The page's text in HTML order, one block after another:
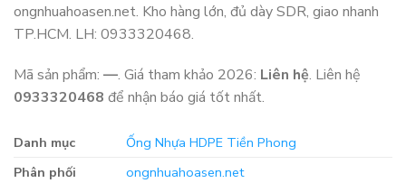
ongnhuahoasen.net. Kho hàng lớn, đủ dày SDR, giao nhanh
TP.HCM. LH: 0933320468.
Mã sản phẩm: —. Giá tham khảo 2026: Liên hệ. Liên hệ
0933320468 để nhận báo giá tốt nhất.
Danh mục
Ống Nhựa HDPE Tiền Phong
Phân phối
ongnhuahoasen.net